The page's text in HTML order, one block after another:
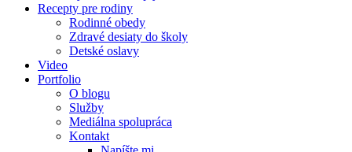
Recepty pre rodiny
Rodinné obedy
Zdravé desiaty do školy
Detské oslavy
Video
Portfolio
O blogu
Služby
Mediálna spolupráca
Kontakt